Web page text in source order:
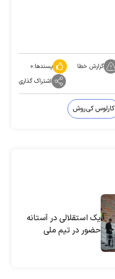
گزارش خطا پسندها:۰
اشتراک گذاری
کارلوس کی‌روش
یک استقلالی در آستانه
حضور در تیم ملی